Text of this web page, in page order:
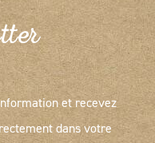
et recevez
dans votre